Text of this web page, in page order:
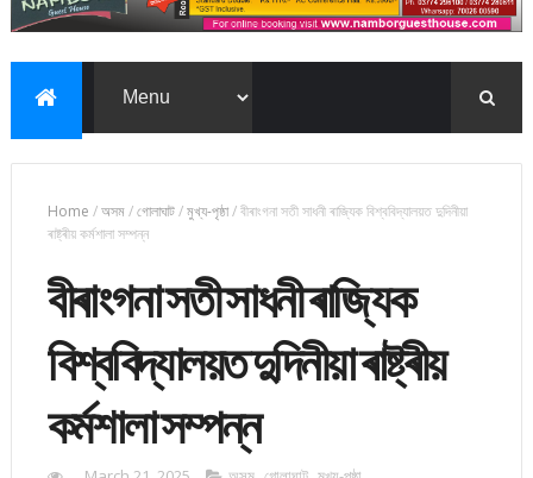
Home /অসম/গোলাঘাট/মুখ্য-পৃষ্ঠা/বীৰাংগনা সতী সাধনী ৰাজ্যিক বিশ্ববিদ্যালয়ত দুদিনীয়া
ৰাষ্ট্ৰীয় কৰ্মশালা সম্পন্ন
বীৰাংগনা সতী সাধনী ৰাজ্যিক
বিশ্ববিদ্যালয়ত দুদিনীয়া ৰাষ্ট্ৰীয়
কৰ্মশালা সম্পন্ন